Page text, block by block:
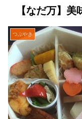
【なだ万】美
つぶやき